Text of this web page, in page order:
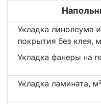
Укладка линолеума
покрытия без клея,
Укладка фанеры на
Укладка ламината, м²